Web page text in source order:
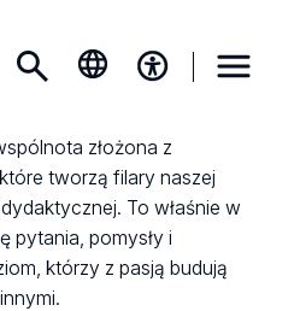
złożona z
tworzą filary naszej
To właśnie w
pytania, pomysły i
którzy z pasją budują